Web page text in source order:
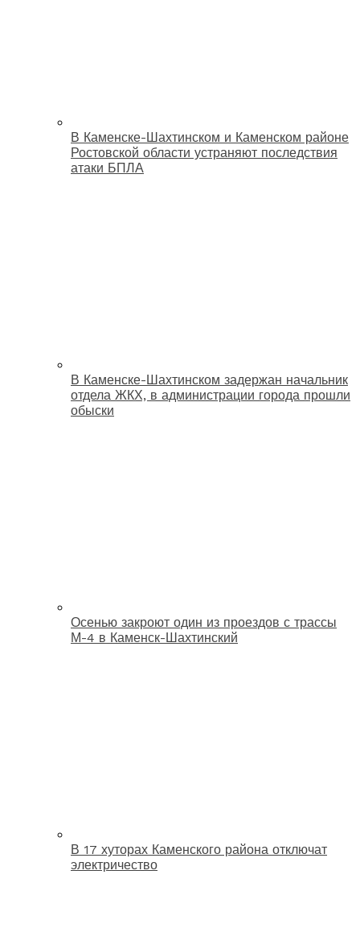
В Каменске-Шахтинском и Каменском районе
Ростовской области устраняют последствия
атаки БПЛА
В Каменске-Шахтинском задержан начальник
отдела ЖКХ, в администрации города прошли
обыски
Осенью закроют один из проездов с трассы
М-4 в Каменск-Шахтинский
В 17 хуторах Каменского района отключат
электричество